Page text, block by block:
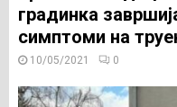
градинка
симптоми на
10/05/2021 0